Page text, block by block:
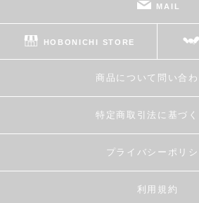
MAIL
HOBONICHI STORE
商品について問い合わ
特定商取引法に基づ
プライバシーポリ
利用規約